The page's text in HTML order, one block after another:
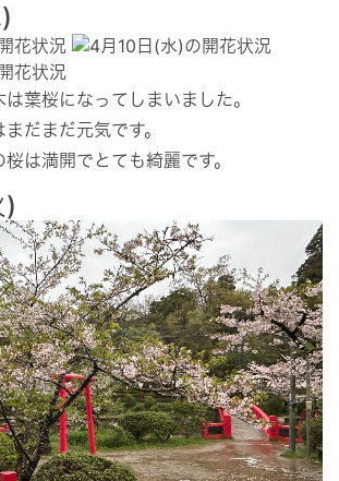
葉桜になってしまいました。
だまだ元気です。
は満開でとても綺麗です。